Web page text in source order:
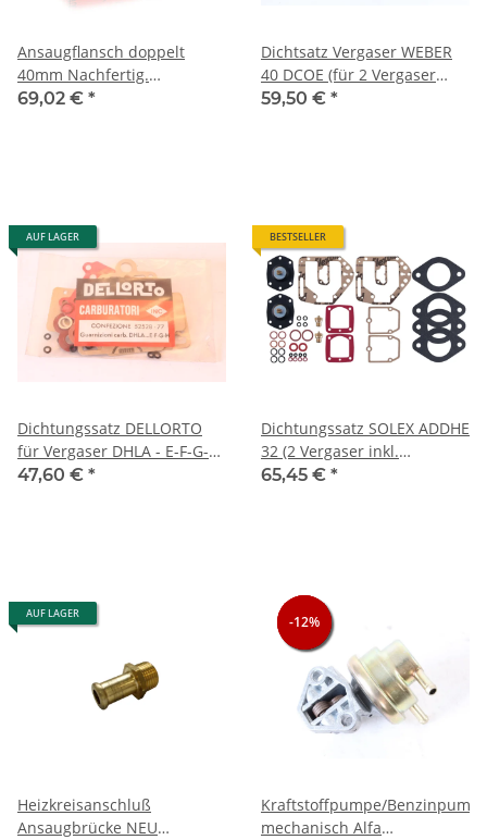
Ansaugflansch doppelt
40mm Nachfertig.
105/115/116 erTypen bis
69,02 € *
Dichtsatz Vergaser WEBER
40 DCOE (für 2 Vergaser
inkl. Schwimmernadelventil)
59,50 € *
AUF LAGER
Dichtungssatz DELLORTO
für Vergaser DHLA - E-F-G-H
ohne Membrane für
47,60 € *
BESTSELLER
Dichtungssatz SOLEX ADDHE
32 (2 Vergaser inkl.
Pumpenmembran und
65,45 € *
AUF LAGER
Heizkreisanschluß
Ansaugbrücke NEU
-12%
-12%
-12%
Kraftstoffpumpe/
mechanisch Alfa